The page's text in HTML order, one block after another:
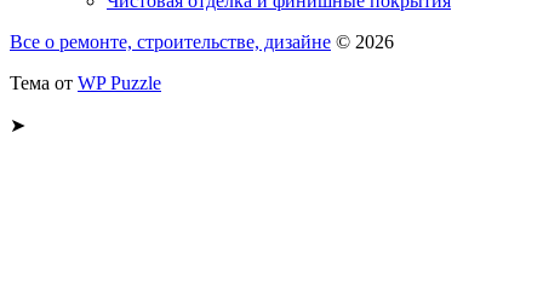
Все о ремонте, строительстве, дизайне © 2026
Тема от WP Puzzle
➤